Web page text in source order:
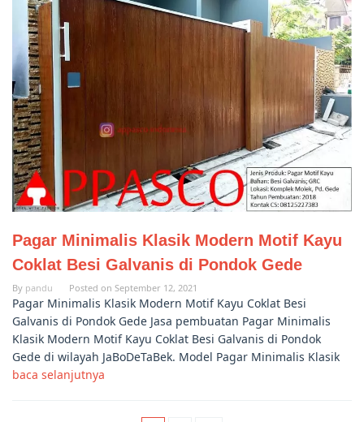
Pagar Minimalis Klasik Modern Motif Kayu
Coklat Besi Galvanis di Pondok Gede
By pandu Posted on September 12, 2021
Pagar Minimalis Klasik Modern Motif Kayu Coklat Besi
Galvanis di Pondok Gede Jasa pembuatan Pagar Minimalis
Klasik Modern Motif Kayu Coklat Besi Galvanis di Pondok
Gede di wilayah JaBoDeTaBek. Model Pagar Minimalis Klasik
baca selanjutnya